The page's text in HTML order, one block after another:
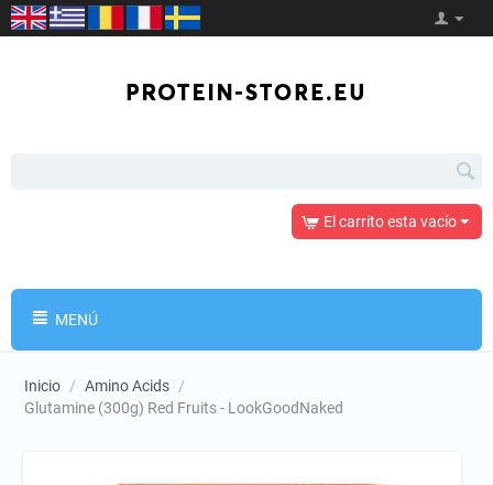
El carrito esta vacío
MENÚ
Inicio / Amino Acids /
Glutamine (300g) Red Fruits - LookGoodNaked